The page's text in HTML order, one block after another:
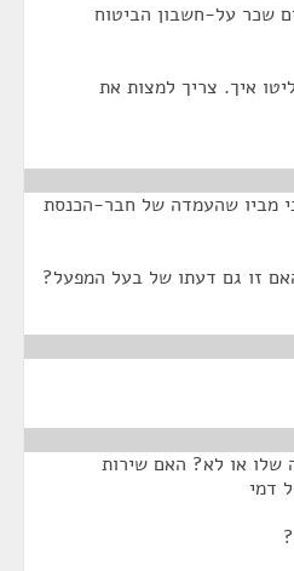
שכר על-חשבון הביטוח
איך. צריך למצות את
מביו שהעמדה של חבר-הכנסת
זו גם דעתו של בעל המפעל?
שלו או לא? האם שירות
דמי